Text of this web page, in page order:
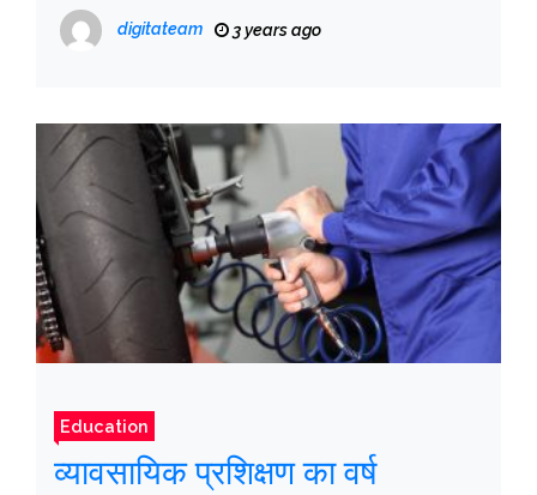
digitateam 3 years ago
Education
व्यावसायिक प्रशिक्षण का वर्ष